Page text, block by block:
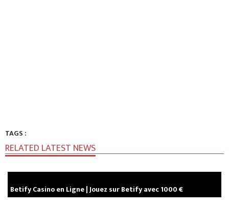
TAGS :
RELATED LATEST NEWS
Betify Casino en Ligne | Jouez sur Betify avec 1000 €